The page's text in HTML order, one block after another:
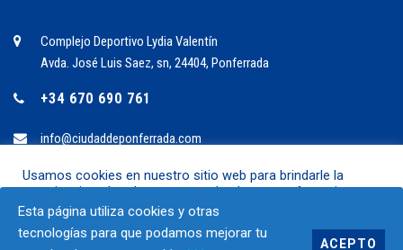
Complejo Deportivo Lydia Valentín
Avda. José Luis Saez, sn, 24404, Ponferrada
+34 670 690 761
info@ciudaddeponferrada.com
2024 ©C.B. Ciudad de Ponferrrada
SÍGUENOS EN.:
Usamos cookies en nuestro sitio web para brindarle la
experiencia más relevante recordando sus preferencias y
visitas repetidas. Al hacer clic en "Aceptar", acepta el uso de
TODAS las cookies.
Esta página utiliza cookies y otras
tecnologías para que podamos mejorar tu
ACEPTO